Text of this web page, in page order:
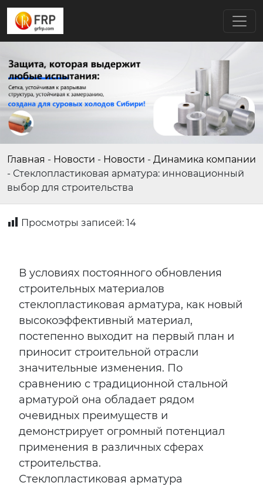
Главная - Новости - Новости - Динамика компании
- Стеклопластиковая арматура: инновационный
выбор для строительства
Просмотры записей: 14
В условиях постоянного обновления
строительных материалов
стеклопластиковая арматура, как новый
высокоэффективный материал,
постепенно выходит на первый план и
приносит строительной отрасли
значительные изменения. По
сравнению с традиционной стальной
арматурой она обладает рядом
очевидных преимуществ и
демонстрирует огромный потенциал
применения в различных сферах
строительства.
Стеклопластиковая арматура